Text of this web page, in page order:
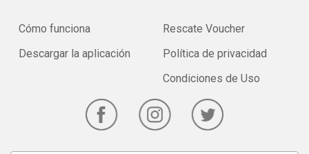
Cómo funciona
Descargar la aplicación
Rescate Voucher
Política de privacidad
Condiciones de Uso